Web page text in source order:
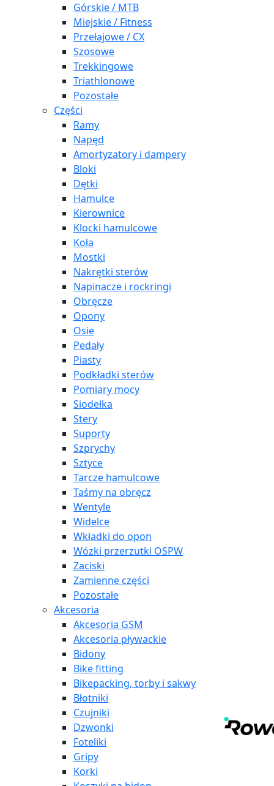
Górskie / MTB
Miejskie / Fitness
Przełajowe / CX
Szosowe
Trekkingowe
Triathlonowe
Pozostałe
Części
Ramy
Napęd
Amortyzatory i dampery
Bloki
Dętki
Hamulce
Kierownice
Klocki hamulcowe
Koła
Mostki
Nakrętki sterów
Napinacze i rockringi
Obręcze
Opony
Osie
Pedały
Piasty
Podkładki sterów
Pomiary mocy
Siodełka
Stery
Suporty
Szprychy
Sztyce
Tarcze hamulcowe
Taśmy na obręcz
Wentyle
Widelce
Wkładki do opon
Wózki przerzutki OSPW
Zaciski
Zamienne części
Pozostałe
Akcesoria
Akcesoria GSM
Akcesoria pływackie
Bidony
Bike fitting
Bikepacking, torby i sakwy
Błotniki
Czujniki
Dzwonki
Foteliki
Gripy
Korki